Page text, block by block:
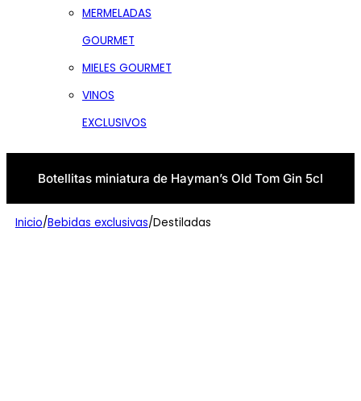
MERMELADAS
GOURMET
MIELES GOURMET
VINOS
EXCLUSIVOS
Botellitas miniatura de Hayman’s Old Tom Gin 5cl
Inicio/Bebidas exclusivas/Destiladas